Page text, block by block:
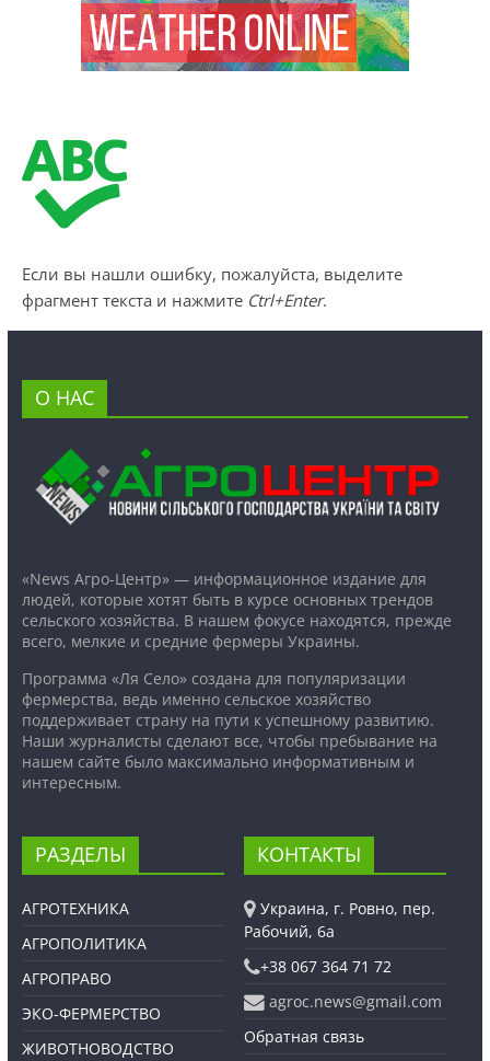
Если вы нашли ошибку, пожалуйста, выделите
фрагмент текста и нажмите Ctrl+Enter.
О НАС
«News Агро-Центр» — информационное издание для
людей, которые хотят быть в курсе основных трендов
сельского хозяйства. В нашем фокусе находятся, прежде
всего, мелкие и средние фермеры Украины.
Программа «Ля Село» создана для популяризации
фермерства, ведь именно сельское хозяйство
поддерживает страну на пути к успешному развитию.
Наши журналисты сделают все, чтобы пребывание на
нашем сайте было максимально информативным и
интересным.
РАЗДЕЛЫ
АГРОТЕХНИКА
АГРОПОЛИТИКА
АГРОПРАВО
ЭКО-ФЕРМЕРСТВО
ЖИВОТНОВОДСТВО
КОНТАКТЫ
Украина, г. Ровно, пер.
Рабочий, 6а
+38 067 364 71 72
agroc.news@gmail.com
Обратная связь